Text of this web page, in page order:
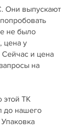
Они выпускают
не было
цена у
Сейчас и цена
на
ТК
до нашего